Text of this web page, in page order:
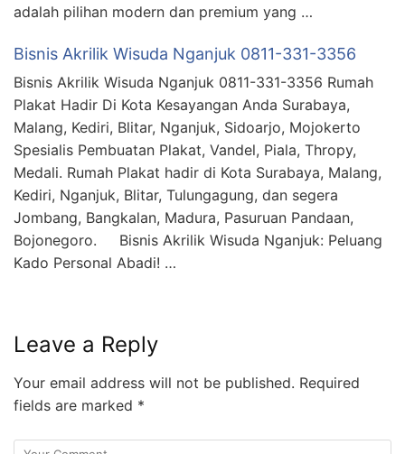
adalah pilihan modern dan premium yang …
Bisnis Akrilik Wisuda Nganjuk 0811-331-3356
Bisnis Akrilik Wisuda Nganjuk 0811-331-3356 Rumah
Plakat Hadir Di Kota Kesayangan Anda Surabaya,
Malang, Kediri, Blitar, Nganjuk, Sidoarjo, Mojokerto
Spesialis Pembuatan Plakat, Vandel, Piala, Thropy,
Medali. Rumah Plakat hadir di Kota Surabaya, Malang,
Kediri, Nganjuk, Blitar, Tulungagung, dan segera
Jombang, Bangkalan, Madura, Pasuruan Pandaan,
Bojonegoro. Bisnis Akrilik Wisuda Nganjuk: Peluang
Kado Personal Abadi! …
Leave a Reply
Your email address will not be published. Required
fields are marked *